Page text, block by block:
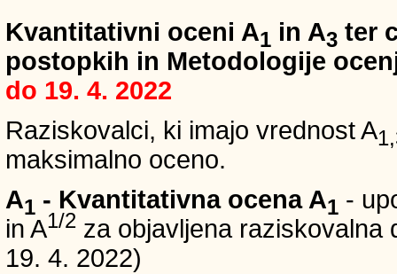
Kvantitativni oceni A1 in A3 ter
postopkih in Metodologije
do 19. 4. 2022
Raziskovalci, ki imajo vrednost A
maksimalno oceno.
A1 - Kvantitativna ocena A1 -
in A1/2 za objavljena raziskovalna
19. 4. 2022)